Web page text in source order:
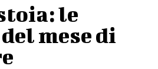
le
mese di